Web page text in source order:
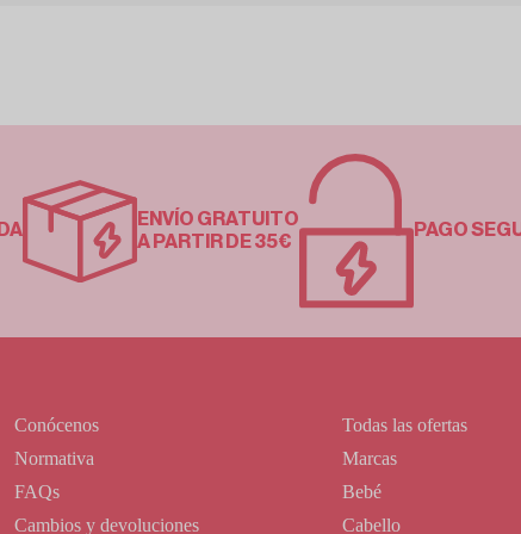
ENVÍO GRATUITO
A PARTIR DE 35€
PAGO
Conócenos
Normativa
FAQs
Cambios y devoluciones
Todas las ofertas
Marcas
Bebé
Cabello